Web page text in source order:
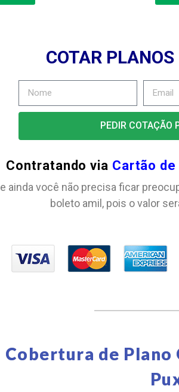
COTAR
PEDIR COTAÇÃO
Contratando via Cartão
e ainda você não precisa ficar
boleto amil, pois o valor
Cobertura de